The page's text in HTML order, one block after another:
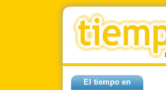
El tiempo en